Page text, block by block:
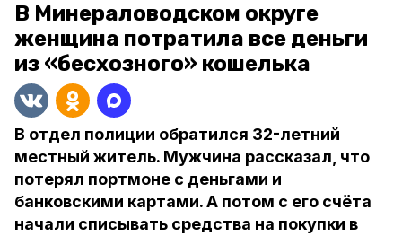
В Минераловодском округе
женщина потратила все деньги
из «бесхозного» кошелька
В отдел полиции обратился 32-летний
местный житель. Мужчина рассказал, что
потерял портмоне с деньгами и
банковскими картами. А потом с его счёта
начали списывать средства на покупки в